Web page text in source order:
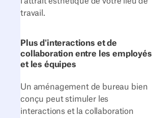
travail.
Plus d'interactions et de
collaboration entre les employés
et les équipes
Un aménagement de bureau bien
conçu peut stimuler les
interactions et la collaboration